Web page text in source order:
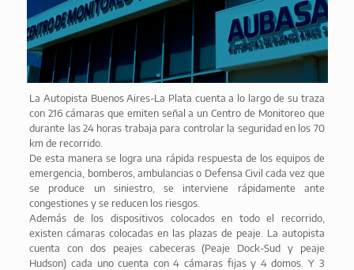
La Autopista Buenos Aires-La Plata cuenta a lo largo de su traza
con 216 cámaras que emiten señal a un Centro de Monitoreo que
durante las 24 horas trabaja para controlar la seguridad en los 70
km de recorrido.
De esta manera se logra una rápida respuesta de los equipos de
emergencia, bomberos, ambulancias o Defensa Civil cada vez que
se produce un siniestro, se interviene rápidamente ante
congestiones y se reducen los riesgos.
Además de los dispositivos colocados en todo el recorrido,
existen cámaras colocadas en las plazas de peaje. La autopista
cuenta con dos peajes cabeceras (Peaje Dock-Sud y peaje
Hudson) cada uno cuenta con 4 cámaras fijas y 4 domos. Y 3